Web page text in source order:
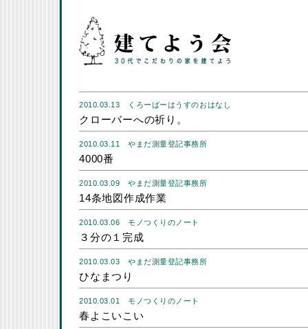
2010.03.13 くろーばーはうすのおはなし
クローバーへの祈り。
2010.03.11やまだ測量登記事務所
4000番
2010.03.09やまだ測量登記事務所
14条地図作成作業
2010.03.06モノつくりのノート
３分の１完成
2010.03.03やまだ測量登記事務所
ひなまつり
2010.03.01モノつくりのノート
春よこいこい